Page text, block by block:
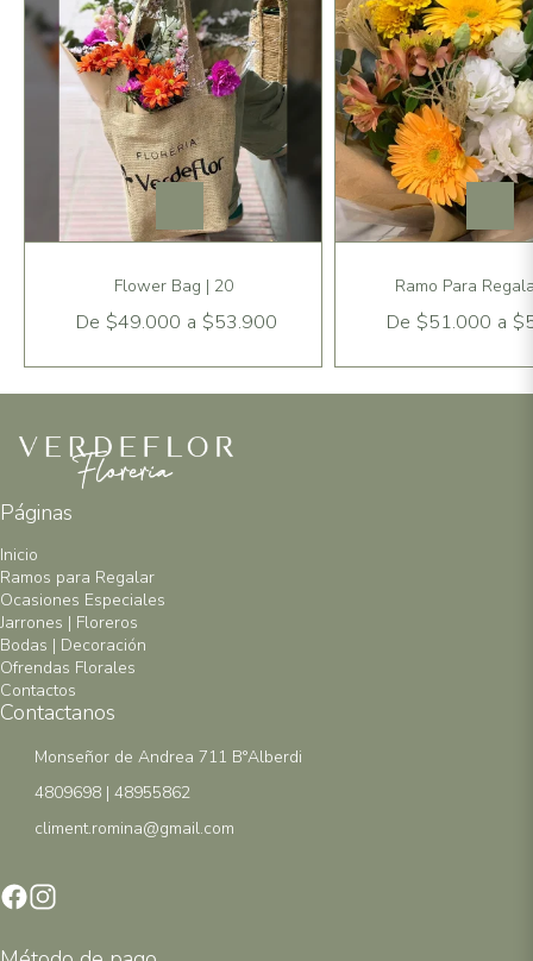
Flower Bag | 20
De $49.000 a $53.900
Ramo Para
De $51.000 a
Páginas
Inicio
Ramos para Regalar
Ocasiones Especiales
Jarrones | Floreros
Bodas | Decoración
Ofrendas Florales
Contactos
Contactanos
Monseñor de Andrea 711 B°Alberdi
4809698 | 48955862
climent.romina@gmail.com